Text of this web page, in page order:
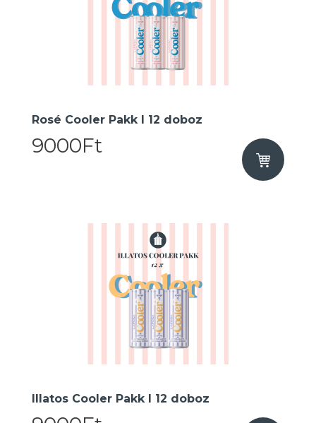
Rosé Cooler Pakk I 12 doboz
9000Ft
Illatos Cooler Pakk I 12 doboz